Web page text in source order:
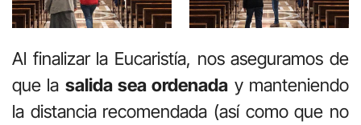
Al finalizar la Eucaristía, nos aseguramos de
que la salida sea ordenada y manteniendo
la distancia recomendada (así como que no